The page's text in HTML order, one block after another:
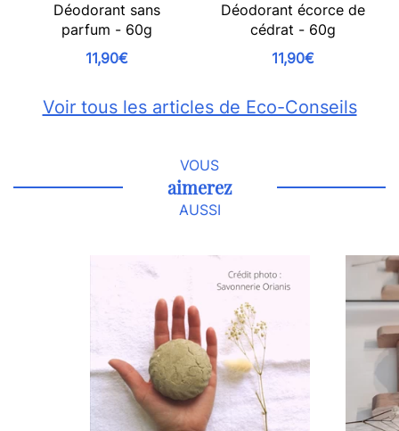
Déodorant sans
parfum - 60g
11,90€
Déodorant écorce de
cédrat - 60g
11,90€
Voir tous les articles de Eco-Conseils
VOUS
aimerez
AUSSI